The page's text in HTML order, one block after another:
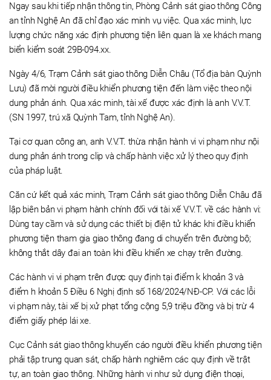
Ngay sau khi tiếp nhận thông tin, Phòng Cảnh sát giao thông Công
an tỉnh Nghệ An đã chỉ đạo xác minh vụ việc. Qua xác minh, lực
lượng chức năng xác định phương tiện liên quan là xe khách mang
biển kiểm soát 29B-094.xx.
Ngày 4/6, Trạm Cảnh sát giao thông Diễn Châu (Tổ địa bàn Quỳnh
Lưu) đã mời người điều khiển phương tiện đến làm việc theo nội
dung phản ánh. Qua xác minh, tài xế được xác định là anh V.V.T.
(SN 1997, trú xã Quỳnh Tam, tỉnh Nghệ An).
Tại cơ quan công an, anh V.V.T. thừa nhận hành vi vi phạm như nội
dung phản ánh trong clip và chấp hành việc xử lý theo quy định
của pháp luật.
Căn cứ kết quả xác minh, Trạm Cảnh sát giao thông Diễn Châu đã
lập biên bản vi phạm hành chính đối với tài xế V.V.T. về các hành vi:
Dùng tay cầm và sử dụng các thiết bị điện tử khác khi điều khiển
phương tiện tham gia giao thông đang di chuyển trên đường bộ;
không thắt dây đai an toàn khi điều khiển xe chạy trên đường.
Các hành vi vi phạm trên được quy định tại điểm k khoản 3 và
điểm h khoản 5 Điều 6 Nghị định số 168/2024/NĐ-CP. Với các lỗi
vi phạm này, tài xế bị xử phạt tổng cộng 5,9 triệu đồng và bị trừ 4
điểm giấy phép lái xe.
Cục Cảnh sát giao thông khuyến cáo người điều khiển phương tiện
phải tập trung quan sát, chấp hành nghiêm các quy định về trật
tự, an toàn giao thông. Những hành vi như sử dụng điện thoại,